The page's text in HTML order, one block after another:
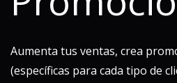
Aumenta tus ventas, crea
(específicas para cada tipo de